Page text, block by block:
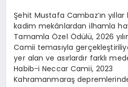
Şehit Mustafa Cambaz’ın
kadim mekânlardan ilhamla
Tamamla Özel Ödülü, 2026
Camii temasıyla
yer alan ve asırlardır farklı
Habib-i Neccar Camii, 2023
Kahramanmaraş